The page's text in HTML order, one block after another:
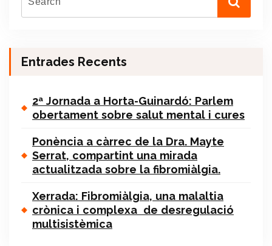
Entrades Recents
2ª Jornada a Horta-Guinardó: Parlem
obertament sobre salut mental i cures
Ponència a càrrec de la Dra. Mayte
Serrat, compartint una mirada
actualitzada sobre la fibromiàlgia.
Xerrada: Fibromiàlgia, una malaltia
crònica i complexa de desregulació
multisistèmica